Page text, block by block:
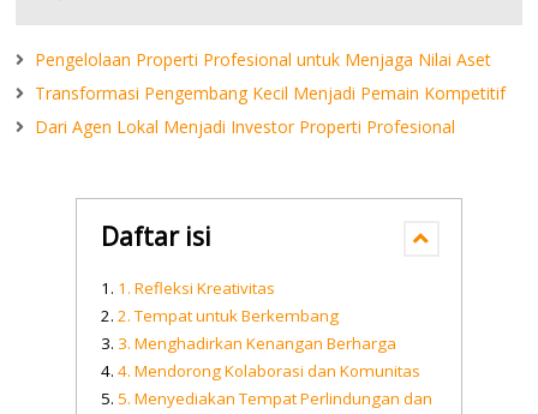
Pengelolaan Properti Profesional untuk Menjaga Nilai Aset
Transformasi Pengembang Kecil Menjadi Pemain Kompetitif
Dari Agen Lokal Menjadi Investor Properti Profesional
Daftar isi
1. Refleksi Kreativitas
2. Tempat untuk Berkembang
3. Menghadirkan Kenangan Berharga
4. Mendorong Kolaborasi dan Komunitas
5. Menyediakan Tempat Perlindungan dan